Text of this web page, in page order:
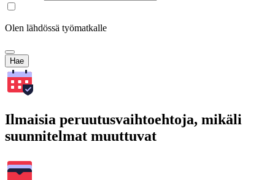
Olen lähdössä työmatkalle
Hae
Ilmaisia peruutusvaihtoehtoja, mikäli
suunnitelmat muuttuvat